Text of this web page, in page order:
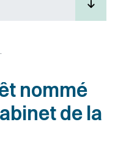
rectrice
nommé
de la